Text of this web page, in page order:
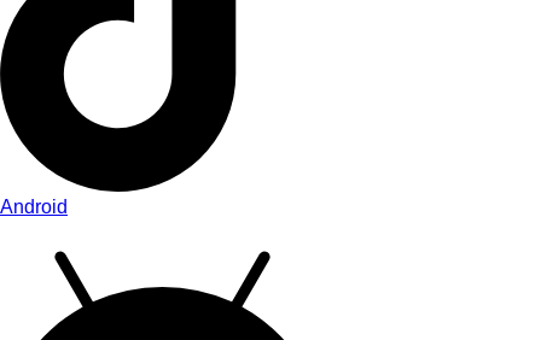
Android